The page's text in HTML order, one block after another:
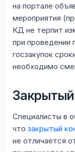
на портале
мероприятия
КД не терпит
при проведении
госзакупок
необходимо
Специалисты в
что закрытый
не отличается